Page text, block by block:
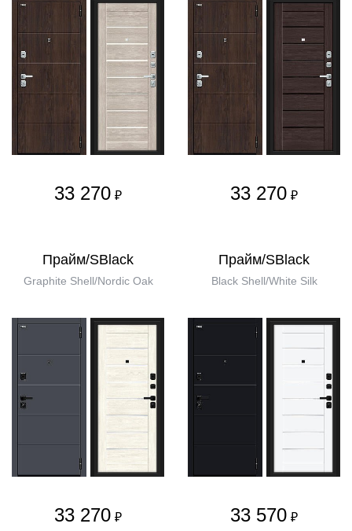
33 270 ₽ 33 270 ₽
Прайм/SBlack
Graphite Shell/Nordic Oak
33 270 ₽
Прайм/SBlack
Black Shell/White Silk
33 570 ₽